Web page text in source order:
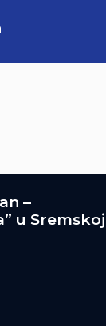
–
u Sremskoj